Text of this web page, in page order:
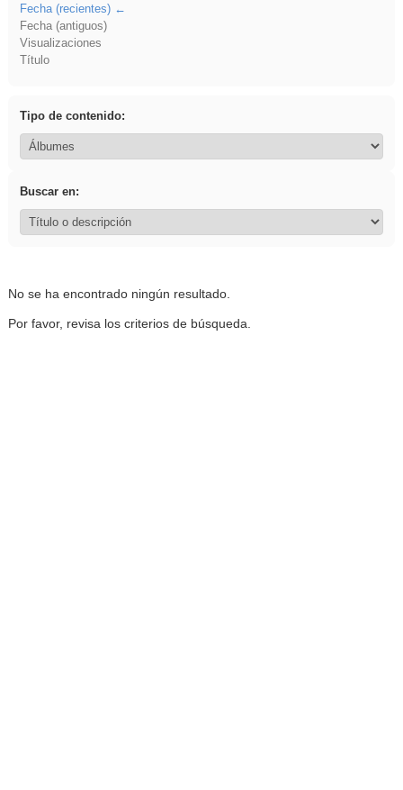
Fecha (recientes)
Fecha (antiguos)
Visualizaciones
Título
Tipo de contenido:
Buscar en:
No se ha encontrado ningún resultado.
Por favor, revisa los criterios de búsqueda.